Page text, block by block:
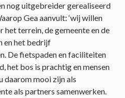
nog uitgebreider gerealiseerd
Gea aanvult: ‘wij willen
het terrein, de gemeente en de
en het bedrijf
De fietspaden en faciliteiten
het bos is prachtig en mensen
daarom mooi zijn als
als partners samenwerken.